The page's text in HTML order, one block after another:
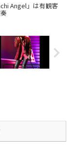
Angel」は有観客